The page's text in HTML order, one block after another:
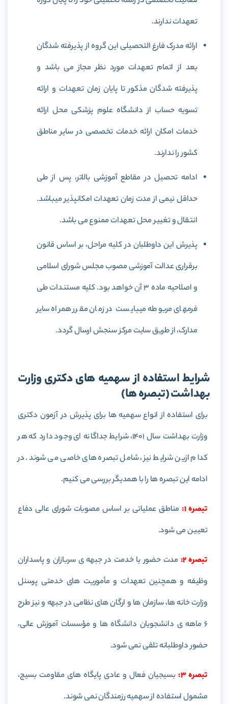
تعهدات ندارند.
ارائه مدرک فارغ التحصیلی این گروه از پذیرفته شدگان
بعد از اتمام تعهدات مورد نظر مجاز می باشد و
پذیرفته شدگان مذکور تا پایان زمان تعهدات و ارائه
تسویه حساب از دانشگاه علوم پزشکی محل ارائه
خدمات امکان ارائه خدمات تخصصی در سایر مناطق
کشور را ندارند.
ادامه تحصیل در مقاطع آموزشی بالاتر، پس از طی
حداقل نیمی از مدت زمان تعهدات امکانپذیر میباشد.
انتقال و تغییر محل تعهدات ممنوع می باشد.
پذیرش این داوطلبان در کلیه مراحل، بر اساس قانون
برقراری عدالت آموزشی مصوب مجلس شورای اسلامی
و اصلاحیه ماده 3 آن خواهد بود. کلیه مستندات طی
فرمهای مربوطه میبایست در زمان مقرر همراه سایر
مدارک، از طریق سایت مرکز سنجش ارسال گردد.
شرایط استفاده از سهمیه های دکتری وزارت
بهداشت (تبصره ها)
برای استفاده از انواع سهمیه ها برای پذیرش در آزمون دکتری
وزارت بهداشت سال 1401، شرایط جداگانه ای وجود دارد که هر
کدام ازین شرایط نیز، شامل تبصره های خاصی می شوند. در
ادامه این تبصره ها را با همدیگر بررسی می کنیم.
تبصره 1: مناطق عملیاتی بر اساس مصوبات شورای عالی دفاع
تعیین می شود.
تبصره 2:
مدت حضور یا خدمت در جبهه ی سربازان و پاسداران
وظیفه و همچنین تعهدات و مأموریت های خدمتی پرسنل
وزارت خانه ها، سازمان ها و ارگان های نظامی در جبهه و نیز طرح
6 ماهه ی دانشجویان دانشگاه ها و مؤسسات آموزش عالی،
حضور داوطلبانه تلقی نمی شود.
تبصره 3:
بسیجیان فعال و عادی پایگاه های مقاومت بسیج،
مشمول استفاده از سهمیه رزمندگان نمی شوند.